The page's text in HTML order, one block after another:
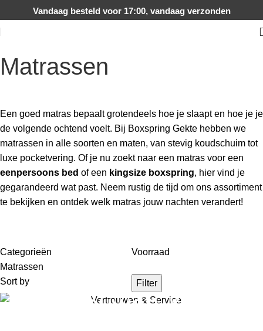
Vandaag besteld voor 17:00, vandaag verzonden
Matrassen
Een goed matras bepaalt grotendeels hoe je slaapt en hoe je je
de volgende ochtend voelt. Bij Boxspring Gekte hebben we
matrassen in alle soorten en maten, van stevig koudschuim tot
luxe pocketvering. Of je nu zoekt naar een matras voor een
eenpersoons bed of een kingsize boxspring, hier vind je
gegarandeerd wat past. Neem rustig de tijd om ons assortiment
te bekijken en ontdek welk matras jouw nachten verandert!
Categorieën
Matrassen
Voorraad
Sort by Filter
Vertrouwen &